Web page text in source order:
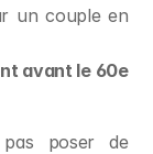
un couple en
avant le 60e
poser de